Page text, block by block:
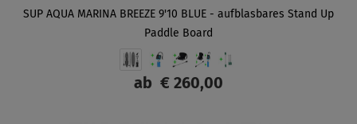
SUP AQUA MARINA BREEZE 9'10 BLUE - aufblasbares Stand Up
Paddle Board
ab € 260,00